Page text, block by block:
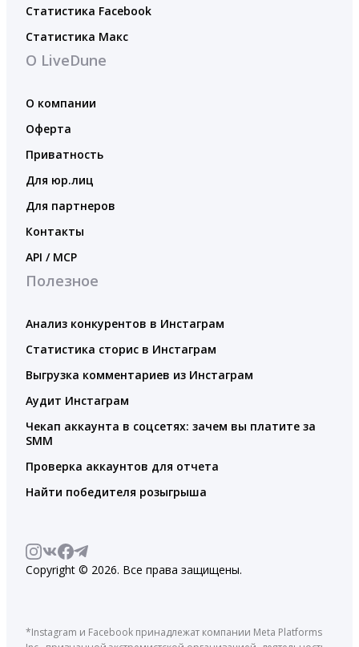
Статистика Facebook
Статистика Макс
О LiveDune
О компании
Оферта
Приватность
Для юр.лиц
Для партнеров
Контакты
API / MCP
Полезное
Анализ конкурентов в Инстаграм
Статистика сторис в Инстаграм
Выгрузка комментариев из Инстаграм
Аудит Инстаграм
Чекап аккаунта в соцсетях: зачем вы платите за
SMM
Проверка аккаунтов для отчета
Найти победителя розыгрыша
Copyright © 2026. Все права защищены.
*Instagram и Facebook принадлежат компании Meta Platforms